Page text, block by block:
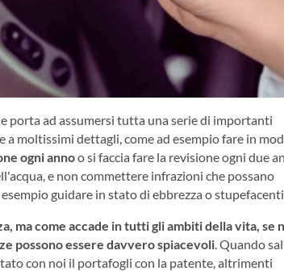
porta ad assumersi tutta una serie di importanti
moltissimi dettagli, come ad esempio fare in
ogni annoo si faccia fare la revisione ogni due
e non commettere infrazioni che possano
guidare in stato di ebbrezza o stupefacenti.
ma come accade in tutti gli ambiti della vita, se
possono essere davvero spiacevoli . Quando
con noi il portafogli con la patente, altrimenti